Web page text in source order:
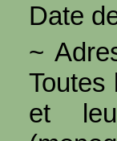
Date
~
Toutes
et